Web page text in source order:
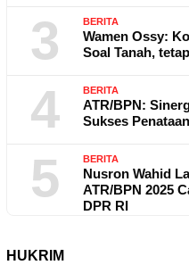
3 BERITA
Wamen Ossy:
Soal Tanah,
4 BERITA
ATR/BPN:
Sukses
5 BERITA
Nusron Wahid
ATR/BPN 2025
DPR RI
HUKRIM